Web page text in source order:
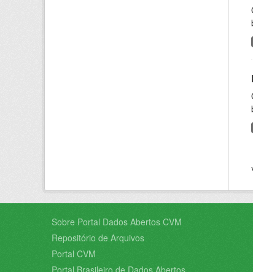
Sobre Portal Dados Abertos CVM
Repositório de Arquivos
Portal CVM
Portal Brasileiro de Dados Abertos